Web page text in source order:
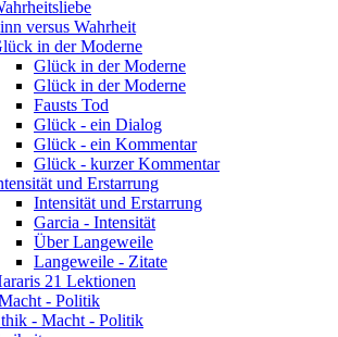
versus Wahrheit
in der Moderne
Glück in der Moderne
Glück in der Moderne
Fausts Tod
Glück - ein Dialog
Glück - ein Kommentar
Glück - kurzer Kommentar
und Erstarrung
Intensität und Erstarrung
Garcia - Intensität
Über Langeweile
Langeweile - Zitate
21 Lektionen
- Politik
- Macht - Politik